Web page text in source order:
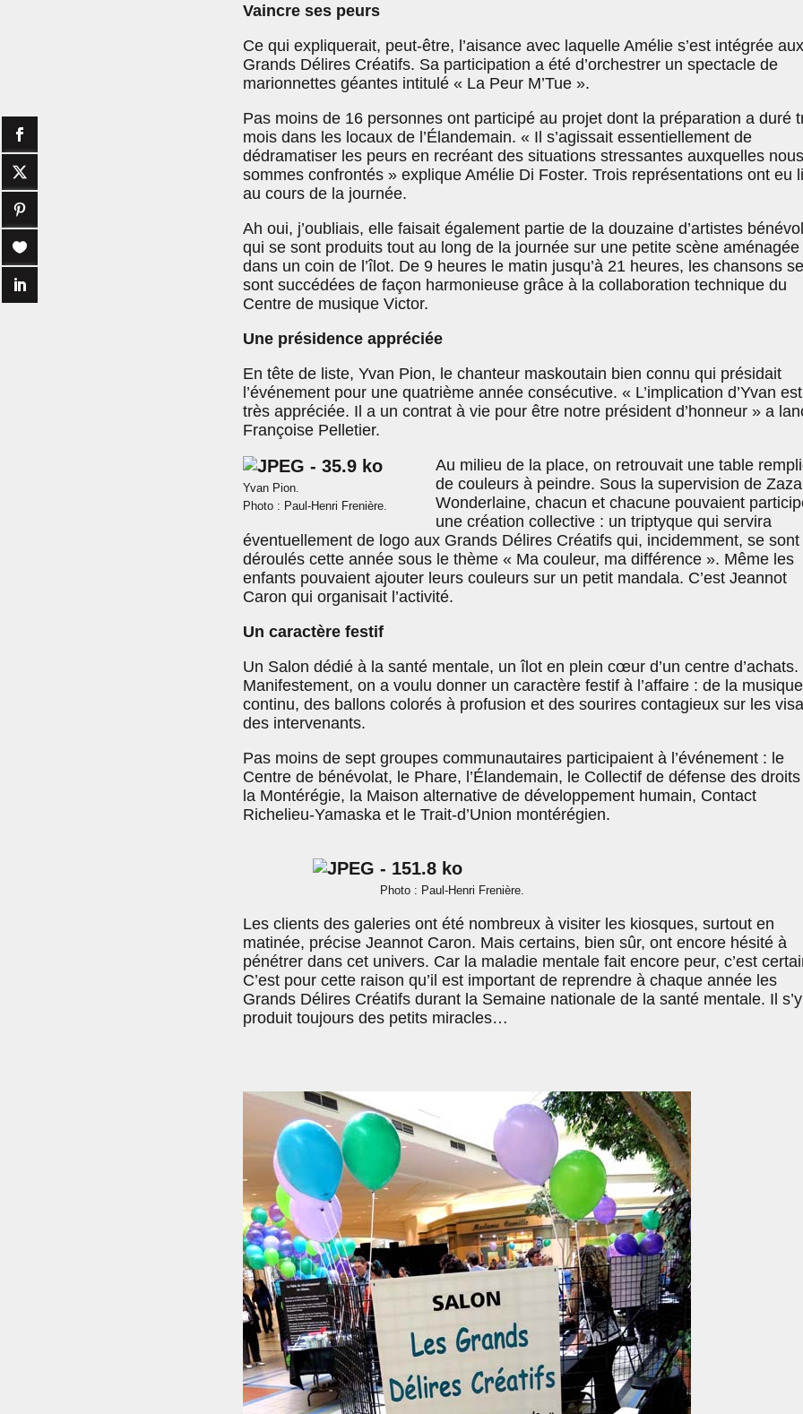
Vaincre ses peurs
Ce qui expliquerait, peut-être, l’aisance avec laquelle Amélie s’est intégrée aux
Grands Délires Créatifs. Sa participation a été d’orchestrer un spectacle de
marionnettes géantes intitulé « La Peur M’Tue ».
Pas moins de 16 personnes ont participé au projet dont la préparation a duré
mois dans les locaux de l’Élandemain. « Il s’agissait essentiellement de
dédramatiser les peurs en recréant des situations stressantes auxquelles nous
sommes confrontés » explique Amélie Di Foster. Trois représentations ont eu
au cours de la journée.
Ah oui, j’oubliais, elle faisait également partie de la douzaine d’artistes
qui se sont produits tout au long de la journée sur une petite scène aménagée
dans un coin de l’îlot. De 9 heures le matin jusqu’à 21 heures, les chansons se
sont succédées de façon harmonieuse grâce à la collaboration technique du
Centre de musique Victor.
Une présidence appréciée
En tête de liste, Yvan Pion, le chanteur maskoutain bien connu qui présidait
l’événement pour une quatrième année consécutive. « L’implication d’Yvan est
très appréciée. Il a un contrat à vie pour être notre président d’honneur » a
Françoise Pelletier.
Yvan Pion.
Photo : Paul-Henri Frenière.
Au milieu de la place, on retrouvait une table
de couleurs à peindre. Sous la supervision de Zaza
Wonderlaine, chacun et chacune pouvaient
une création collective : un triptyque qui servira
éventuellement de logo aux Grands Délires Créatifs qui, incidemment, se sont
déroulés cette année sous le thème « Ma couleur, ma différence ». Même les
enfants pouvaient ajouter leurs couleurs sur un petit mandala. C’est Jeannot
Caron qui organisait l’activité.
Un caractère festif
Un Salon dédié à la santé mentale, un îlot en plein cœur d’un centre d’achats.
Manifestement, on a voulu donner un caractère festif à l’affaire : de la
continu, des ballons colorés à profusion et des sourires contagieux sur les
des intervenants.
Pas moins de sept groupes communautaires participaient à l’événement : le
Centre de bénévolat, le Phare, l’Élandemain, le Collectif de défense des
la Montérégie, la Maison alternative de développement humain, Contact
Richelieu-Yamaska et le Trait-d’Union montérégien.
Photo : Paul-Henri Frenière.
Les clients des galeries ont été nombreux à visiter les kiosques, surtout en
matinée, précise Jeannot Caron. Mais certains, bien sûr, ont encore hésité à
pénétrer dans cet univers. Car la maladie mentale fait encore peur, c’est
C’est pour cette raison qu’il est important de reprendre à chaque année les
Grands Délires Créatifs durant la Semaine nationale de la santé mentale. Il s’y
produit toujours des petits miracles…